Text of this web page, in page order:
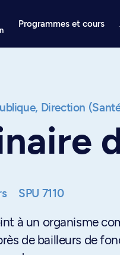
Programmes et cours
Direction
SPU 7110
à un organisme
de bailleurs de